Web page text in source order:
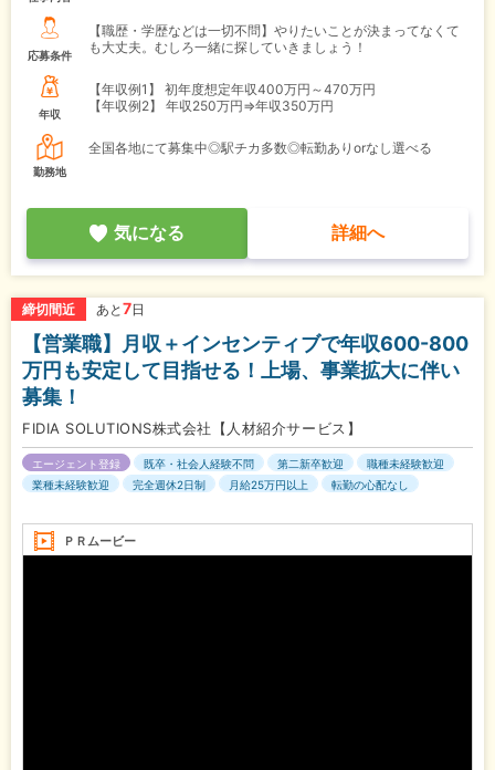
応募条件
【職歴・学歴などは一切不問】やりたいことが決まってなくて
も大丈夫。むしろ一緒に探していきましょう！
年収
【年収例1】
初年度想定年収400万円～470万円
【年収例2】
年収250万円⇒年収350万円
勤務地
全国各地にて募集中◎駅チカ多数◎転勤ありorなし選べる
気になる 詳細へ
締切間近 あと 7日
【営業職】月収＋インセンティブで年収600-800
万円も安定して目指せる！上場、事業拡大に伴い
募集！
FIDIA SOLUTIONS株式会社【人材紹介サービス】
エージェント登録 既卒・社会人経験不問 第二新卒歓迎
職種未経験歓迎
業種未経験歓迎
完全週休2日制 月給25万円以上 転勤の心配なし
ＰＲムービー